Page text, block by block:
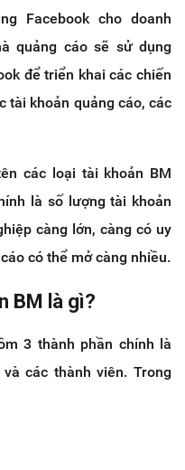
Facebook cho doanh
quảng cáo sẽ sử dụng
để triển khai các chiến
tài khoản quảng cáo, các
các loại tài khoản BM
là số lượng tài khoản
càng lớn, càng có uy
có thể mở càng nhiều.
BM là gì?
3 thành phần chính là
các thành viên. Trong